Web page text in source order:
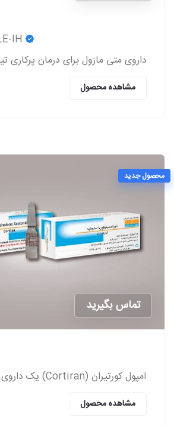
مشاهده محصول
محصول جدید
تماس بگیرید
مشاهده محصول